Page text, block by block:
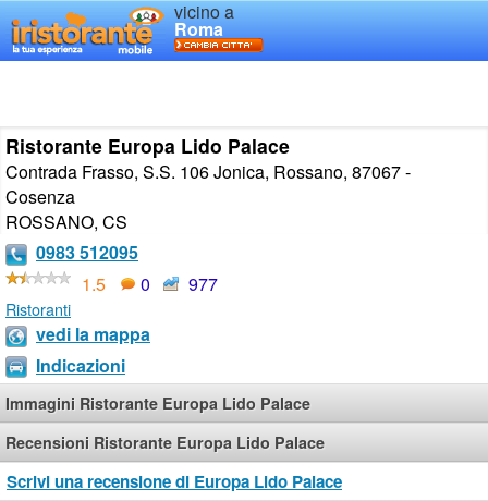
vicino a
Roma
Ristorante Europa Lido Palace
Contrada Frasso, S.S. 106 Jonica, Rossano, 87067 -
Cosenza
ROSSANO, CS
0983 512095
1.5
0 977
Ristoranti
vedi la mappa
Indicazioni
Immagini Ristorante Europa Lido Palace
Recensioni Ristorante Europa Lido Palace
Scrivi una recensione di Europa Lido Palace